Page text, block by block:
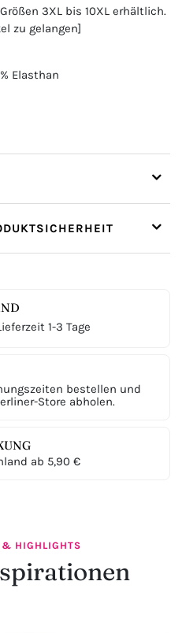
3XL bis 10XL erhältlich.
zu gelangen]
Elasthan
1-3 Tage
bestellen und
Store abholen.
ab 5,90 €
HIGHLIGHTS